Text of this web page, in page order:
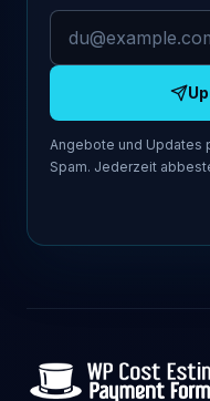
E-Mail-Adresse
Angebote und Updates
Spam. Jederzeit